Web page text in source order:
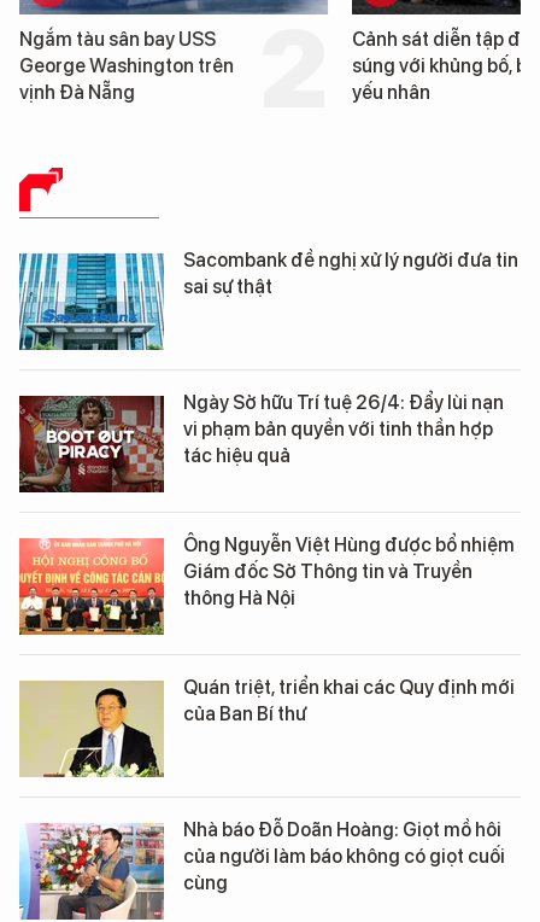
Cảnh sát diễn tập đấu
súng với khủng bố, bảo vệ
yếu nhân
Hình ảnh đầu tiên về
tàu sân bay USS
Washington vừa đến
BÁO CHÍ SỐ
Sacombank đề nghị xử lý người đưa tin
sai sự thật
Ngày Sở hữu Trí tuệ 26/4: Đẩy lùi nạn
vi phạm bản quyền với tinh thần hợp
tác hiệu quả
Ông Nguyễn Việt Hùng được bổ nhiệm
Giám đốc Sở Thông tin và Truyền
thông Hà Nội
Quán triệt, triển khai các Quy định mới
của Ban Bí thư
Nhà báo Đỗ Doãn Hoàng: Giọt mồ hôi
của người làm báo không có giọt cuối
cùng